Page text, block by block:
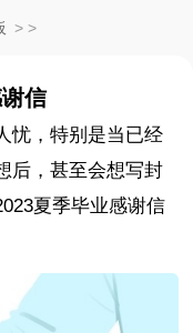
> >
信
忧，特别是当已经
后，甚至会想写封
夏季毕业感谢信